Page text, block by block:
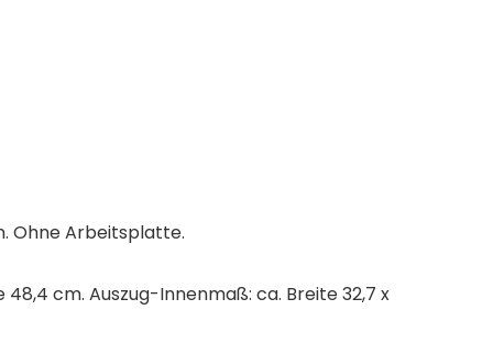
Ohne Arbeitsplatte.
cm. Auszug-Innenmaß: ca. Breite 32,7 x